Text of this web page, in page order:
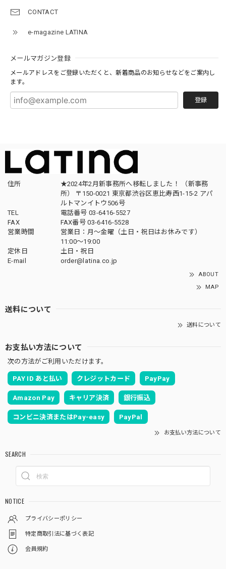
CONTACT
e-magazine LATINA
メールマガジン登録
メールアドレスをご登録いただくと、新着商品のお知らせなどをご案内し
ます。
登録
住所
★2024年2月新事務所へ移転しました！ （新事務
所） 〒150-0021 東京都渋谷区恵比寿西1-15-2 アパ
ルトマンイトウ506号
TEL
電話番号 03-6416-5527
FAX
FAX番号 03-6416-5528
営業時間
営業日：月〜金曜（土日・祝日はお休みです）
11:00〜19:00
定休日
土日・祝日
E-mail
order@latina.co.jp
ABOUT
MAP
送料について
送料について
お支払い方法について
次の方法がご利用いただけます。
PAY ID あと払い クレジットカード PayPay
Amazon Pay キャリア決済 銀行振込
コンビニ決済またはPay-easy PayPal
お支払い方法について
SEARCH
NOTICE
プライバシーポリシー
特定商取引法に基づく表記
会員規約